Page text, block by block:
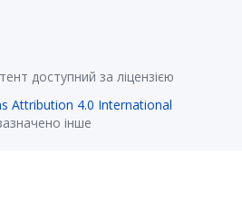
доступний за ліцензією
Attribution 4.0 International
інше